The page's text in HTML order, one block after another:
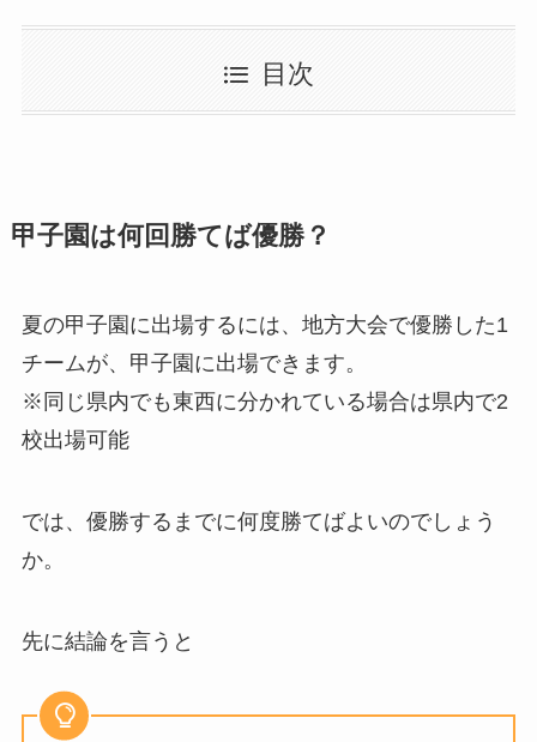
目次
甲子園は何回勝てば優勝？
夏の甲子園に出場するには、地方大会で優勝した1
チームが、甲子園に出場できます。
※同じ県内でも東西に分かれている場合は県内で2
校出場可能
では、優勝するまでに何度勝てばよいのでしょう
か。
先に結論を言うと